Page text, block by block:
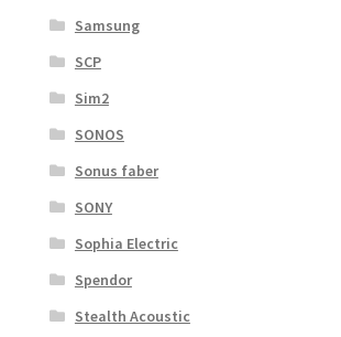
Samsung
SCP
Sim2
SONOS
Sonus faber
SONY
Sophia Electric
Spendor
Stealth Acoustic